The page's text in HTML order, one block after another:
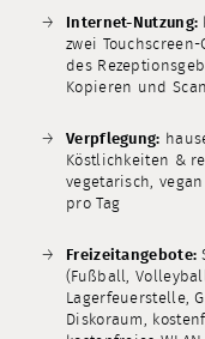
Internet-Nutzung:
zwei
des
Kopieren und
Verpflegung:
Köstlichkeiten &
vegetarisch,
pro Tag
Freizeitangebote:
(Fußball,
Lagerfeuerstelle,
Diskoraum,